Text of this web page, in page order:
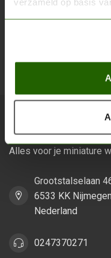
Abonneer
Blijf op de
Scenery
Alles voor je miniature
Grootstalselaan
6533 KK Nijmegen
Nederland
0247370271